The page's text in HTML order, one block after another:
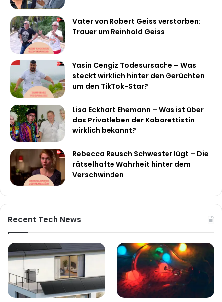
Vater von Robert Geiss verstorben:
Trauer um Reinhold Geiss
Yasin Cengiz Todesursache – Was
steckt wirklich hinter den Gerüchten
um den TikTok-Star?
Lisa Eckhart Ehemann – Was ist über
das Privatleben der Kabarettistin
wirklich bekannt?
Rebecca Reusch Schwester lügt – Die
rätselhafte Wahrheit hinter dem
Verschwinden
Recent Tech News